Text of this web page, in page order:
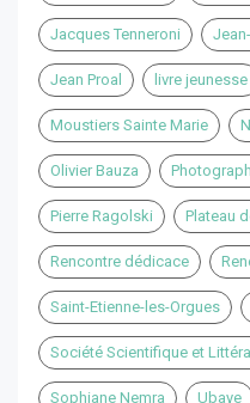
Jacques Tenneroni
Jean Proal livre jeunesse
Moustiers Sainte Marie
Olivier Bauza
Pierre Ragolski Plateau
Rencontre dédicace
Saint-Etienne-les-Orgues
Société Scientifique et
Sophiane Nemra Ubaye